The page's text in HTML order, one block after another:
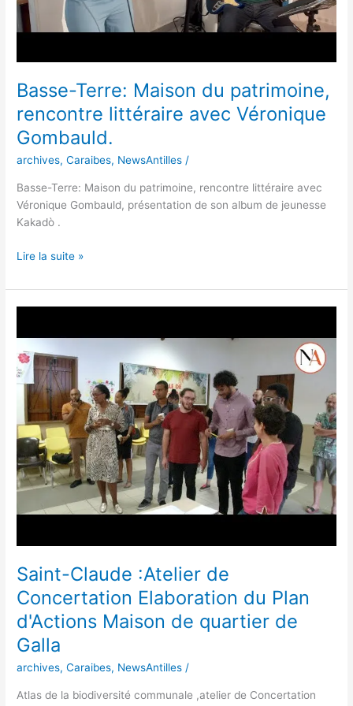
Basse-Terre: Maison du patrimoine,
rencontre littéraire avec Véronique
Gombauld.
archives,Caraibes, NewsAntilles /
Basse-Terre: Maison du patrimoine, rencontre littéraire avec
Véronique Gombauld, présentation de son album de jeunesse
Kakadò .
Lire la suite »
Saint-Claude :Atelier de
Concertation Elaboration du Plan
d'Actions Maison de quartier de
Galla
archives,Caraibes, NewsAntilles /
Atlas de la biodiversité communale ,atelier de Concertation
:Atelier
de
Concertation
Elaboration
du
Plan
d'Actions
Maison
de
quartier